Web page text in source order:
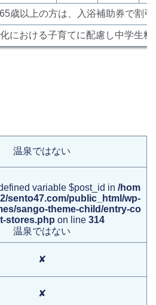
65歳以上の方は、入浴補助券で割引
における子育てに配慮し中学生料
温泉ではない
variable $post_id in /hom
sento47.com/public_html/wp-
sango-theme-child/entry-co
stores.php on line 314
温泉ではない
✘
✘